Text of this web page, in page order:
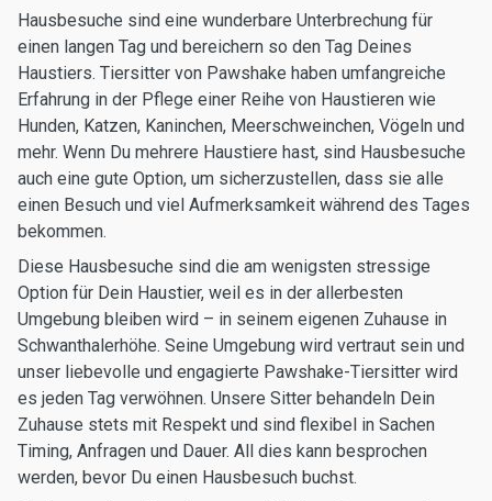
Hausbesuche sind eine wunderbare Unterbrechung für
einen langen Tag und bereichern so den Tag Deines
Haustiers. Tiersitter von Pawshake haben umfangreiche
Erfahrung in der Pflege einer Reihe von Haustieren wie
Hunden, Katzen, Kaninchen, Meerschweinchen, Vögeln und
mehr. Wenn Du mehrere Haustiere hast, sind Hausbesuche
auch eine gute Option, um sicherzustellen, dass sie alle
einen Besuch und viel Aufmerksamkeit während des Tages
bekommen.
Diese Hausbesuche sind die am wenigsten stressige
Option für Dein Haustier, weil es in der allerbesten
Umgebung bleiben wird – in seinem eigenen Zuhause in
Schwanthalerhöhe. Seine Umgebung wird vertraut sein und
unser liebevolle und engagierte Pawshake-Tiersitter wird
es jeden Tag verwöhnen. Unsere Sitter behandeln Dein
Zuhause stets mit Respekt und sind flexibel in Sachen
Timing, Anfragen und Dauer. All dies kann besprochen
werden, bevor Du einen Hausbesuch buchst.